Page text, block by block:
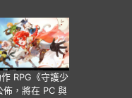
RPG《守護少
佈，將在 PC 與